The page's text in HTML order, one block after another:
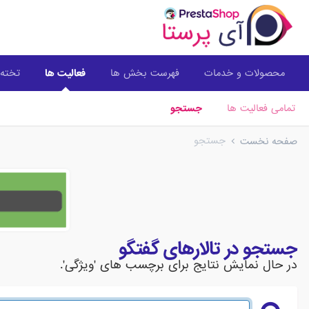
محصولات و خدمات فهرست بخش ها فعالیت ها
تمامی فعالیت ها جستجو
صفحه نخست جستجو
جستجو در تالارهای گفتگو
در حال نمایش نتایج برای برچسب های 'ویژگی'.